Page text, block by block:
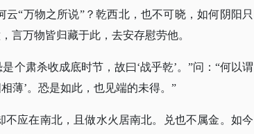
“万物之所说”？乾西北，也不可晓，如何阴阳只
言万物皆归藏于此，去安存慰劳他。
个肃杀收成底时节，故曰‘战乎乾’。”问：“何以谓
薄’。恐是如此，也见端的未得。”
应在南北，且做水火居南北。兑也不属金。如今